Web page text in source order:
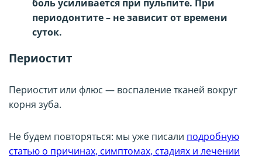
боль усиливается при пульпите. При
периодонтите – не зависит от времени
суток.
Периостит
Периостит или флюс — воспаление тканей вокруг
корня зуба.
Не будем повторяться: мы уже писали подробную
статью о причинах, симптомах, стадиях и лечении